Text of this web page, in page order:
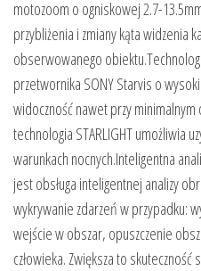
motozoom o ogniskowej 2.7-
przybliżenia i zmiany kąta widzenia
obserwowanego
przetwornika SONY Starvis o
widoczność nawet przy
technologia STARLIGHT umożliwia
warunkach nocnych.Inteligentna
jest obsługa inteligentnej analizy
wykrywanie zdarzeń w przypadku:
wejście w obszar, opuszczenie
człowieka. Zwiększa to